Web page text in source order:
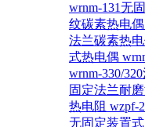
wrnm-131无
纹碳素热电偶
法兰碳素热
式热电偶
wrnm-330/
固定法兰耐
热电阻 wzpf-
无固定装置